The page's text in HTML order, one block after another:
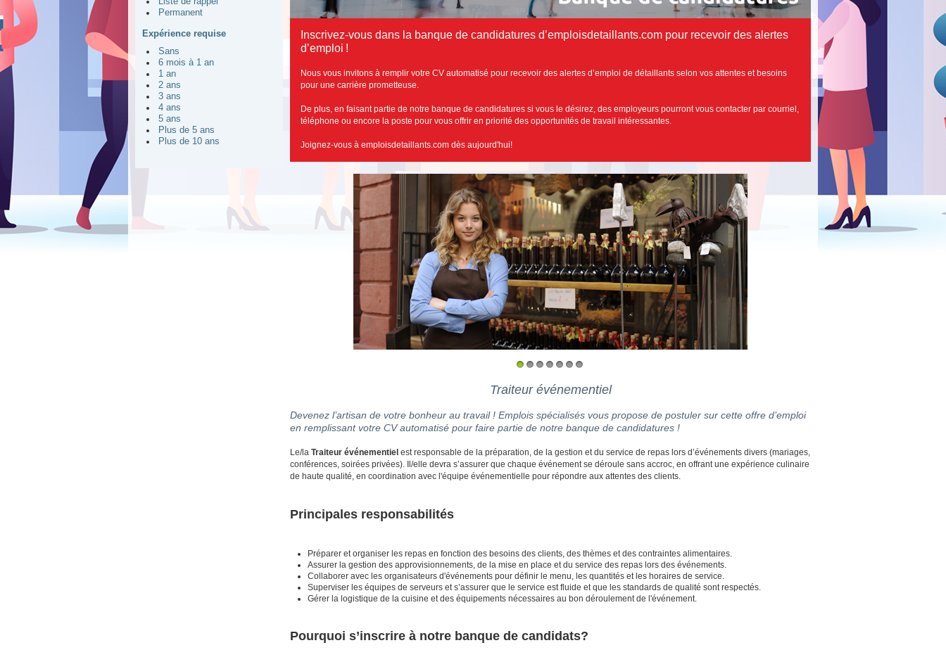
Permanent
Expérience requise
Sans
6 mois à 1 an
1 an
2 ans
3 ans
4 ans
5 ans
Plus de 5 ans
Plus de 10 ans
Inscrivez-vous dans la banque de candidatures d’emploisdetaillants.com pour recevoir des alertes
d’emploi !
Nous vous invitons à remplir votre CV automatisé pour recevoir des alertes d’emploi de détaillants selon vos attentes et besoins
pour une carrière prometteuse.
De plus, en faisant partie de notre banque de candidatures si vous le désirez, des employeurs pourront vous contacter par courriel,
téléphone ou encore la poste pour vous offrir en priorité des opportunités de travail intéressantes.
Joignez-vous à emploisdetaillants.com dès aujourd'hui!
Traiteur événementiel
Devenez l’artisan de votre bonheur au travail ! Emplois spécialisés vous propose de postuler sur cette offre d’emploi
en remplissant votre CV automatisé pour faire partie de notre banque de candidatures !
Le/la Traiteur événementiel est responsable de la préparation, de la gestion et du service de repas lors d’événements divers (mariages,
conférences, soirées privées). Il/elle devra s’assurer que chaque événement se déroule sans accroc, en offrant une expérience culinaire
de haute qualité, en coordination avec l'équipe événementielle pour répondre aux attentes des clients.
Principales responsabilités
Préparer et organiser les repas en fonction des besoins des clients, des thèmes et des contraintes alimentaires.
Assurer la gestion des approvisionnements, de la mise en place et du service des repas lors des événements.
Collaborer avec les organisateurs d'événements pour définir le menu, les quantités et les horaires de service.
Superviser les équipes de serveurs et s’assurer que le service est fluide et que les standards de qualité sont respectés.
Gérer la logistique de la cuisine et des équipements nécessaires au bon déroulement de l'événement.
Pourquoi s’inscrire à notre banque de candidats?